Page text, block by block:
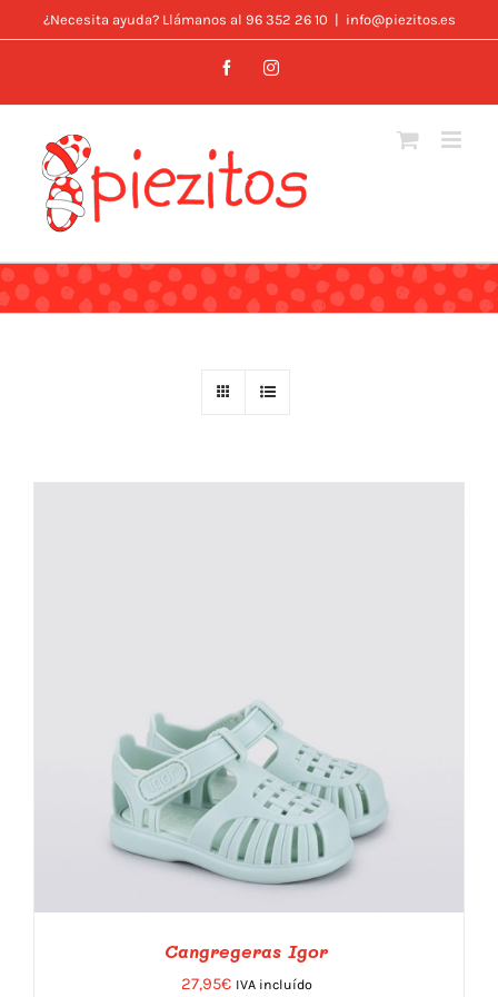
to
¿Necesita ayuda? Llámanos al 96 352 26 10 | info@piezitos.es
FacebookInstagram
Cangregeras Igor
27,95€ IVA incluído